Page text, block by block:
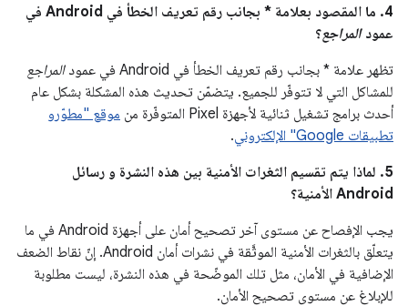
4. ما المقصود بعلامة * بجانب رقم تعريف الخطأ في Android في
عمودالمراجع؟
تظهر علامة * بجانب رقم تعريف الخطأ في Android في عمود
المراجع
للمشاكل التي لا تتوفّر للجميع. يتضمّن تحديث هذه المشكلة بشكل عام
أحدث برامج تشغيل ثنائية لأجهزة Pixel المتوفّرة من
موقع "مطوّرو
تطبيقات Google" الإلكتروني
.
5. لماذا يتم تقسيم الثغرات الأمنية بين هذه النشرة و رسائل
Android الأمنية؟
يجب الإفصاح عن مستوى آخر تصحيح أمان على أجهزة Android في ما
يتعلّق بالثغرات الأمنية الموثَّقة في نشرات أمان Android. إنّ نقاط الضعف
الإضافية في الأمان، مثل تلك الموضّحة في هذه النشرة، ليست مطلوبة
للإبلاغ عن مستوى تصحيح الأمان.